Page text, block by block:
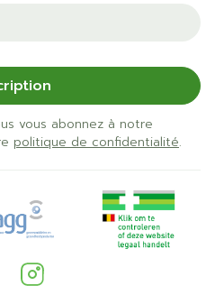
vous abonnez à notre
politique de confidentialité.